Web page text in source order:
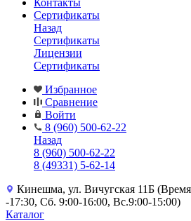
Контакты
Сертификаты
Назад
Сертификаты
Лицензии
Сертификаты
Избранное
Сравнение
Войти
8 (960) 500-62-22
Назад
8 (960) 500-62-22
8 (49331) 5-62-14
Кинешма, ул. Вичугская 11Б
-17:30, Сб. 9:00-16:00, Вс.9:00-15:00)
Каталог